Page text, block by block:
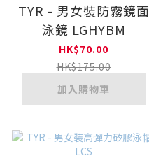
TYR - 男女裝防霧鏡面
泳鏡 LGHYBM
HK$70.00
HK$175.00
加入購物車